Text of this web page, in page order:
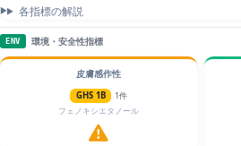
各指標の解説
ENV 環境・安全性指標
皮膚感作性
GHS 1B
1件
フェノキシエタノール